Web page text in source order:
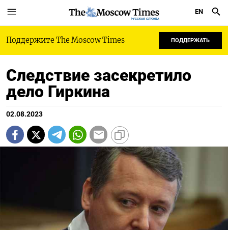
РУССКАЯ СЛУЖБА
EN
Поддержите The Moscow Times ПОДДЕРЖАТЬ
Следствие засекретило
дело Гиркина
02.08.2023